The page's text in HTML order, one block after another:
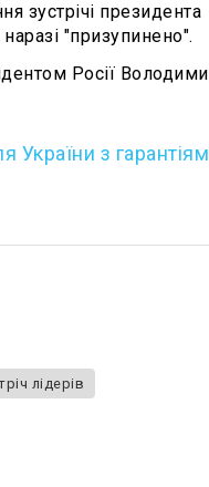
зустрічі президента
"призупинено".
Росії
України з
лідерів